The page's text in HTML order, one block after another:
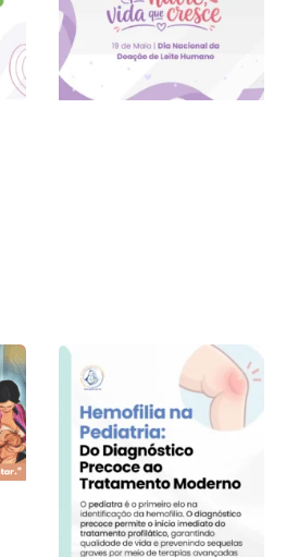
Cartilha SPDF –
Pediatra e
Amamentação